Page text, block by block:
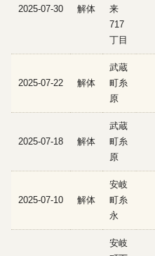
2025-07-30 解体
来
717
丁目
2025-07-22 解体
武蔵
町糸
原
2025-07-18 解体
武蔵
町糸
原
2025-07-10 解体
安岐
町糸
永
安岐